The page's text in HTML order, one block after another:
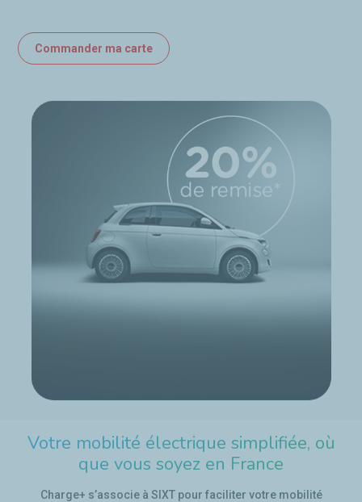
Commander ma carte
Votre mobilité électrique simplifiée, où
que vous soyez en France
Charge+ s’associe à SIXT pour faciliter votre mobilité